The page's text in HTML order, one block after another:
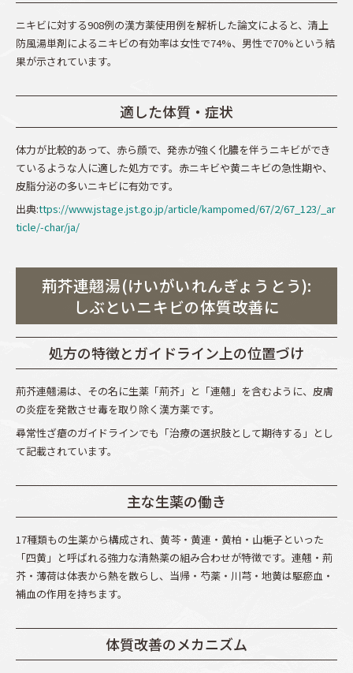
ニキビに対する908例の漢方薬使用例を解析した論文によると、清上
防風湯単剤によるニキビの有効率は女性で74%、男性で70%という結
果が示されています。
適した体質・症状
体力が比較的あって、赤ら顔で、発赤が強く化膿を伴うニキビができ
ているような人に適した処方です。赤ニキビや黄ニキビの急性期や、
皮脂分泌の多いニキビに有効です。
出典:ttps://www.jstage.jst.go.jp/article/kampomed/67/2/67_123/_ar
ticle/-char/ja/
荊芥連翹湯(けいがいれんぎょうとう):
しぶといニキビの体質改善に
処方の特徴とガイドライン上の位置づけ
荊芥連翹湯は、その名に生薬「荊芥」と「連翹」を含むように、皮膚
の炎症を発散させ毒を取り除く漢方薬です。
尋常性ざ瘡のガイドラインでも「治療の選択肢として期待する」とし
て記載されています。
主な生薬の働き
17種類もの生薬から構成され、黄芩・黄連・黄柏・山梔子といった
「四黄」と呼ばれる強力な清熱薬の組み合わせが特徴です。連翹・荊
芥・薄荷は体表から熱を散らし、当帰・芍薬・川芎・地黄は駆瘀血・
補血の作用を持ちます。
体質改善のメカニズム